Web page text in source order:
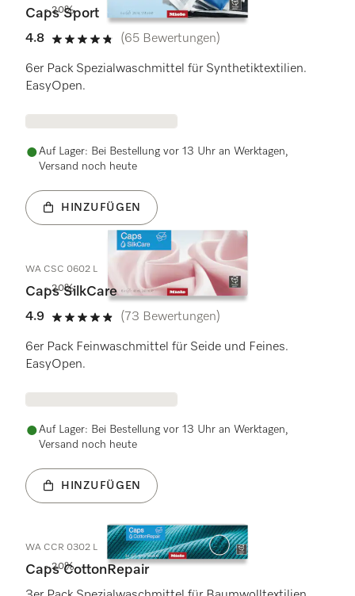
- 20%
Caps Sport
4.8
4.8 Sterne von 5
(65 Bewertungen)
6er Pack Spezialwaschmittel für Synthetiktextilien.
EasyOpen.
Auf Lager: Bei Bestellung vor 13 Uhr an Werktagen,
Versand noch heute
HINZUFÜGEN
- 20%
WA CSC 0602 L
Caps SilkCare
4.9
4.9 Sterne von 5
(73 Bewertungen)
6er Pack Feinwaschmittel für Seide und Feines.
EasyOpen.
Auf Lager: Bei Bestellung vor 13 Uhr an Werktagen,
Versand noch heute
HINZUFÜGEN
- 20%
WA CCR 0302 L
Caps CottonRepair